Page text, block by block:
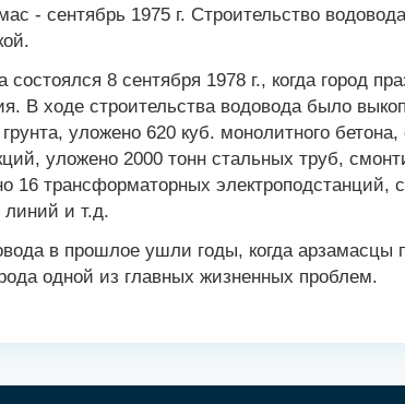
- сентябрь 1975 г. Строительство
8 сентября 1978 г., когда город
В ходе строительства водовода было
уложено 620 куб. монолитного
уложено 2000 тонн стальных труб,
16 трансформаторных электроподстанций,
линий и т.д.
в прошлое ушли годы, когда арзамасцы
одной из главных жизненных проблем.